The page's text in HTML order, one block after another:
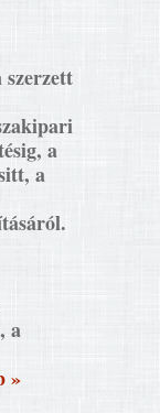
a
a
a
»